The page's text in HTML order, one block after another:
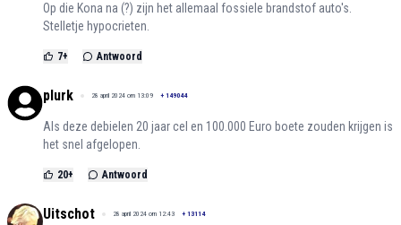
Op die Kona na (?) zijn het allemaal fossiele brandstof auto's.
Stelletje hypocrieten.
7+ Antwoord
plurk 28 april 2024 om 13:09 + 149044
Als deze debielen 20 jaar cel en 100.000 Euro boete zouden krijgen is
het snel afgelopen.
20+ Antwoord
Uitschot 28 april 2024 om 12:43 + 13114